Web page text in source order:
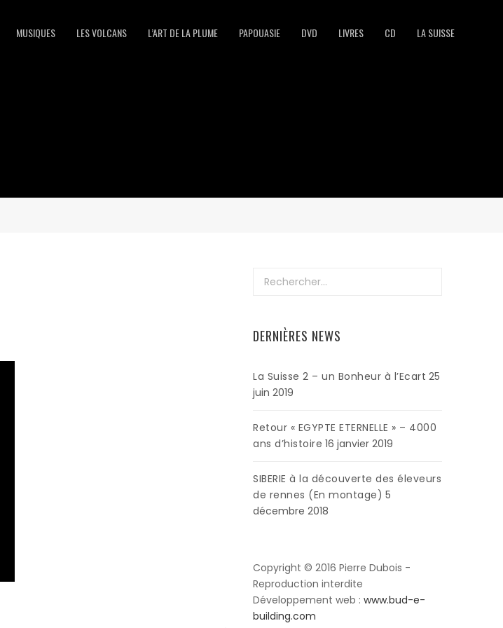
MUSIQUES LES VOLCANS L’ART DE LA PLUME PAPOUASIE DVD LIVRES CD LA SUISSE
Rechercher :
DERNIÈRES NEWS
La Suisse 2 – un Bonheur à l’Ecart 25
juin 2019
Retour « EGYPTE ETERNELLE » – 4000
ans d’histoire 16 janvier 2019
SIBERIE à la découverte des éleveurs
de rennes (En montage) 5
décembre 2018
Copyright © 2016 Pierre Dubois -
Reproduction interdite
Développement web : www.bud-e-
building.com